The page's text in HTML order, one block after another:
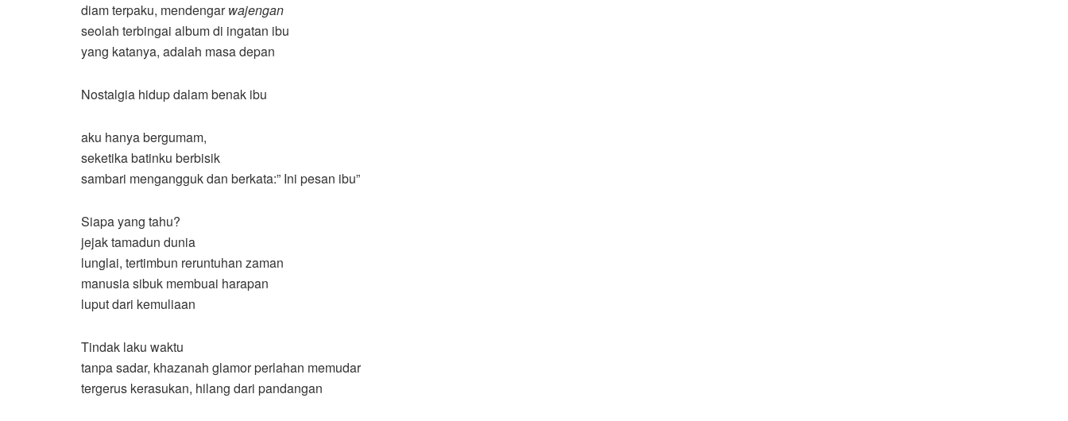
diam terpaku, mendengarwajengan
seolah terbingai album di ingatan ibu
yang katanya, adalah masa depan
Nostalgia hidup dalam benak ibu
aku hanya bergumam,
seketika batinku berbisik
sambari mengangguk dan berkata:” Ini pesan ibu”
Siapa yang tahu?
jejak tamadun dunia
lunglai, tertimbun reruntuhan zaman
manusia sibuk membuai harapan
luput dari kemuliaan
Tindak laku waktu
tanpa sadar, khazanah glamor perlahan memudar
tergerus kerasukan, hilang dari pandangan